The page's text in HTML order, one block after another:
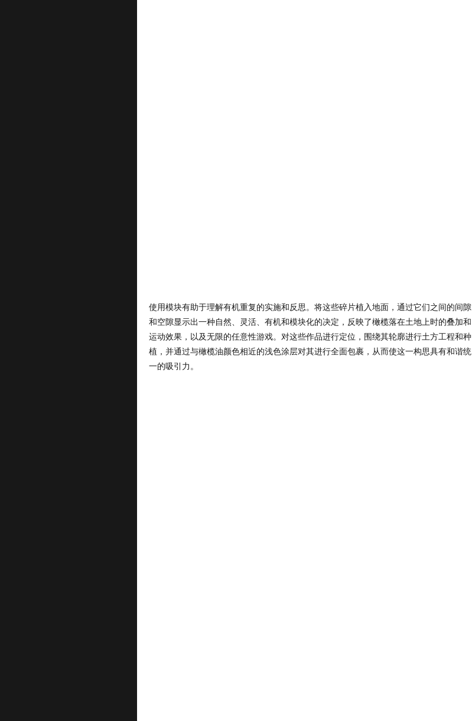
使用模块有助于理解有机重复的实施和反思。将这些碎片植入地面，通过它们之间的间隙
和空隙显示出一种自然、灵活、有机和模块化的决定，反映了橄榄落在土地上时的叠加和
运动效果，以及无限的任意性游戏。对这些作品进行定位，围绕其轮廓进行土方工程和种
植，并通过与橄榄油颜色相近的浅色涂层对其进行全面包裹，从而使这一构思具有和谐统
一的吸引力。